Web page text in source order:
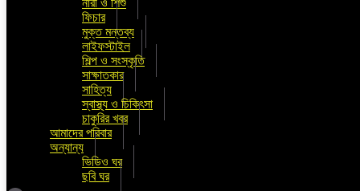
নারী ও শিশু
ফিচার
মুক্ত মন্তব্য
লাইফস্টাইল
শিল্প ও সংস্কৃতি
সাক্ষাতকার
সাহিত্য
স্বাস্থ্য ও চিকিৎসা
চাকুরির খবর
আমাদের পরিবার
অন্যান্য
ভিডিও ঘর
ছবি ঘর